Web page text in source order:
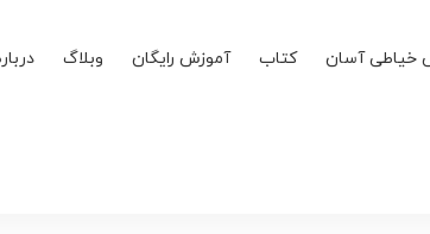
خیاطی آسان کتاب آموزش رایگان وبلاگ